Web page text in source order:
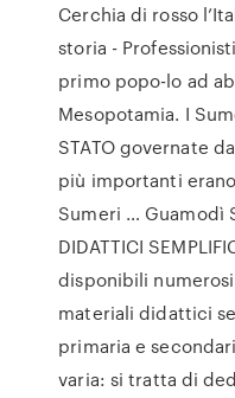
Cerchia di rosso
storia -
primo popo-lo ad
Mesopotamia. I
STATO governate
più importanti
Sumeri … Guamodì
DIDATTICI
disponibili
materiali didattici
primaria e
varia: si tratta di